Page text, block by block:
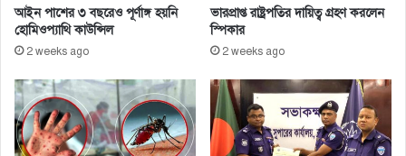
আইন পাশের ৩ বছরেও পূর্ণাঙ্গ হয়নি
হোমিওপ্যাথি কাউন্সিল
2 weeks ago
ভারপ্রাপ্ত রাষ্ট্রপতির দায়িত্ব গ্রহণ করলেন
স্পিকার
2 weeks ago